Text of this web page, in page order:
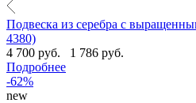
Подвеска из серебра с
4380)
4 700 руб.
1 786 руб.
Подробнее
-62%
new